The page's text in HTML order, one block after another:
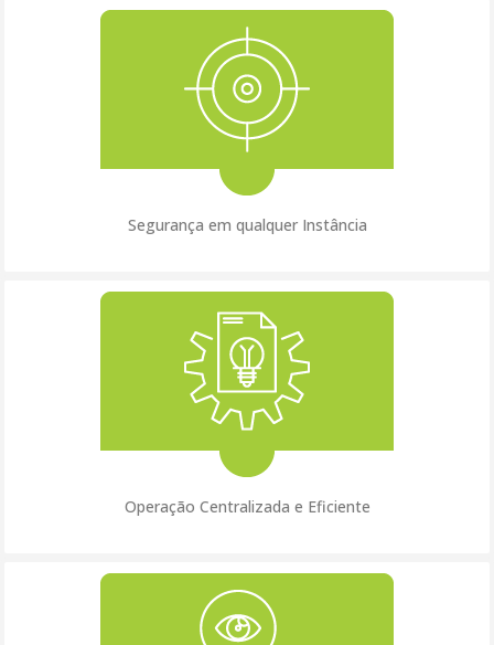
Segurança em qualquer Instância
Operação Centralizada e Eficiente